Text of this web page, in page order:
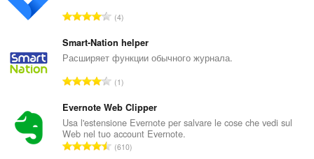
N
m
e
o
o
t
a
4
Smart-Nation helper
Расширяет функции обычного журнала.
N
m
e
r
o
1
Evernote Web Clipper
Usa l'estensione Evernote per salvare le cose che vedi sul
Web nel tuo account Evernote.
N610